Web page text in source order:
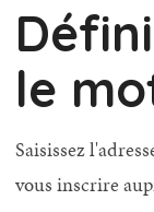
le
Saisissez
vous inscrire